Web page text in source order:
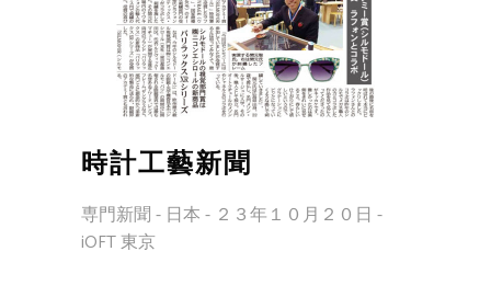
時計工藝新聞
専門新聞 - 日本 - ２３年１０月２０日 -
iOFT 東京